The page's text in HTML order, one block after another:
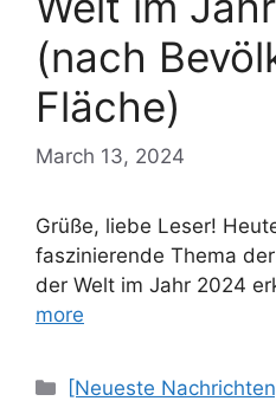
(nach
Fläche)
March 13, 2024
Grüße, liebe Leser!
faszinierende Thema
der Welt im Jahr 2024
more
Categories
[Neueste